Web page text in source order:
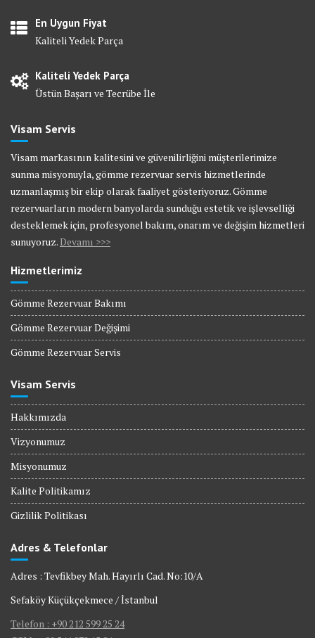
En Uygun Fiyat
Kaliteli Yedek Parça
Kaliteli Yedek Parça
Üstün Başarı ve Tecrübe İle
Visam Servis
Visam markasının kalitesini ve güvenilirliğini müşterilerimize
sunma misyonuyla, gömme rezervuar servis hizmetlerinde
uzmanlaşmış bir ekip olarak faaliyet gösteriyoruz. Gömme
rezervuarların modern banyolarda sunduğu estetik ve işlevselliği
desteklemek için, profesyonel bakım, onarım ve değişim hizmetleri
sunuyoruz. Devamı >>>
Hizmetlerimiz
Gömme Rezervuar Bakımı
Gömme Rezervuar Değişimi
Gömme Rezervuar Servis
Visam Servis
Hakkımızda
Vizyonumuz
Misyonumuz
Kalite Politikamız
Gizlilik Politikası
Adres & Telefonlar
Adres : Tevfikbey Mah. Hayırlı Cad. No:10/A
Sefaköy Küçükçekmece / İstanbul
Telefon : +90 212 599 25 24